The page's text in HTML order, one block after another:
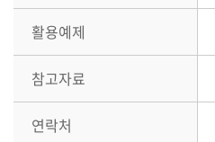
활용예제
참고자료
연락처